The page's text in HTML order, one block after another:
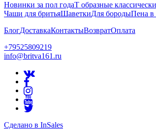
Новинки за пол годаТ образные
Чаши для бритьяШаветкиДля бородыПена в
БлогДоставкаКонтактыВозвратОплата
+79525809219
info@britva161.ru
Сделано в InSales